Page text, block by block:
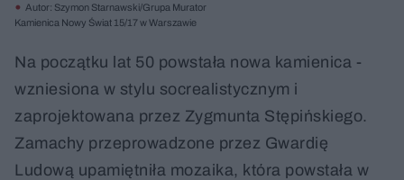
Autor: Szymon Starnawski/Grupa Murator
Kamienica Nowy Świat 15/17 w Warszawie
Na początku lat 50 powstała nowa kamienica -
wzniesiona w stylu socrealistycznym i
zaprojektowana przez Zygmunta Stępińskiego.
Zamachy przeprowadzone przez Gwardię
Ludową upamiętniła mozaika, która powstała w